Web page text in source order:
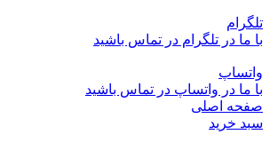
تلگرام
با ما در تلگرام در تماس باشید
واتساپ
با ما در واتساپ در تماس باشید
صفحه اصلی
سبد خرید